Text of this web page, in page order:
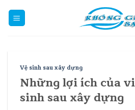
Vệ sinh sau xây dựng
Những lợi ích của
sinh sau xây dựng